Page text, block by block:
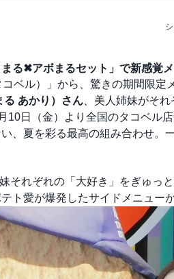
る✖アボまるセット」で新感覚
ベル）」から、驚きの期間限定
る あかり）さん 、美人姉妹がそ
10日（金）より全国のタコベル
、夏を彩る最高の組み合わせ。
れぞれの「大好き」をぎゅっ
ト愛が爆発したサイドメニュー